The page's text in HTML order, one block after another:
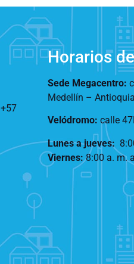
+57
Horarios
Sede Megacentro:
Medellín –
Velódromo: calle
Lunes a jueves:
Viernes:8:00 a. m.